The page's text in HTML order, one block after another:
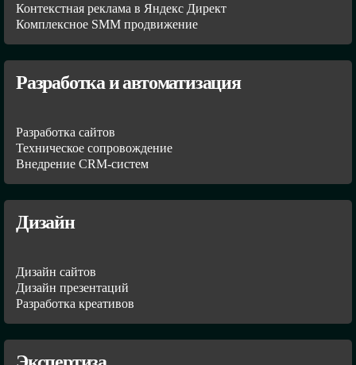
Контекстная реклама в Яндекс Директ
Комплексное SMM продвижение
Разработка и автоматизация
Разработка сайтов
Техническое сопровождение
Внедрение CRM-систем
Дизайн
Дизайн сайтов
Дизайн презентаций
Разработка креативов